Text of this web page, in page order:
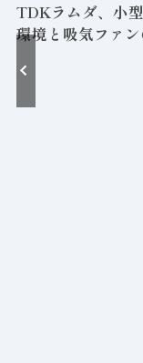
TDKラムダ、小
環境と吸気ファ